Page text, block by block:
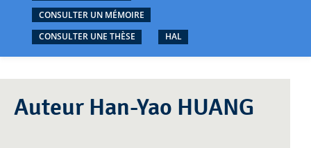
CONSULTER UN MÉMOIRE
CONSULTER UNE THÈSE
HAL
Auteur Han-Yao HUANG